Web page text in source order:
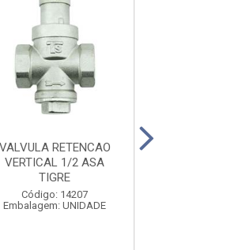
VALVULA RETENCAO
VERTICAL 1/2 ASA
TIGRE
Código: 14207
Embalagem: UNIDADE